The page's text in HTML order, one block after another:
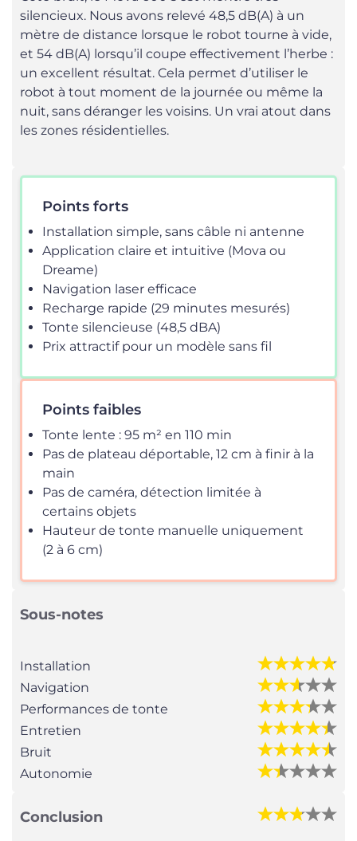
silencieux. Nous avons relevé 48,5 dB(A) à un
mètre de distance lorsque le robot tourne à vide,
et 54 dB(A) lorsqu’il coupe effectivement l’herbe :
un excellent résultat. Cela permet d’utiliser le
robot à tout moment de la journée ou même la
nuit, sans déranger les voisins. Un vrai atout dans
les zones résidentielles.
Points forts
Installation simple, sans câble ni antenne
Application claire et intuitive (Mova ou
Dreame)
Navigation laser efficace
Recharge rapide (29 minutes mesurés)
Tonte silencieuse (48,5 dBA)
Prix attractif pour un modèle sans fil
Points faibles
Tonte lente : 95 m² en 110 min
Pas de plateau déportable, 12 cm à finir à la
main
Pas de caméra, détection limitée à
certains objets
Hauteur de tonte manuelle uniquement
(2 à 6 cm)
Sous-notes
Installation
Navigation
Performances de tonte
Entretien
Bruit
Autonomie
Conclusion